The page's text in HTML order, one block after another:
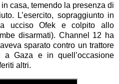
casa, temendo la presenza di
L’esercito, sopraggiunto in
ucciso Ofek e colpito allo
disarmati). Channel 12 ha
sparato contro un trattore
Gaza e in quell’occasione
altri.